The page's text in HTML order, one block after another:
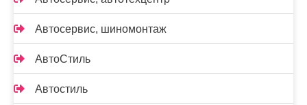
Автосервис, шиномонтаж
АвтоСтиль
Автостиль